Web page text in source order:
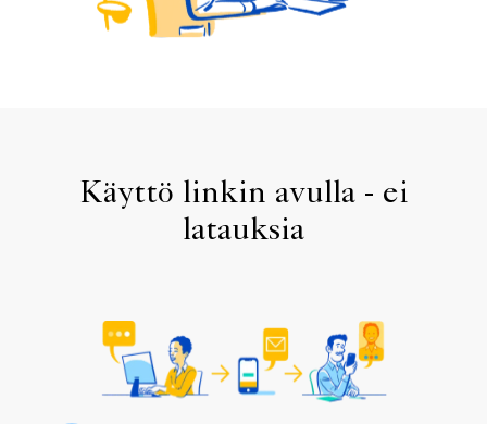
Käyttö linkin avulla - ei
latauksia